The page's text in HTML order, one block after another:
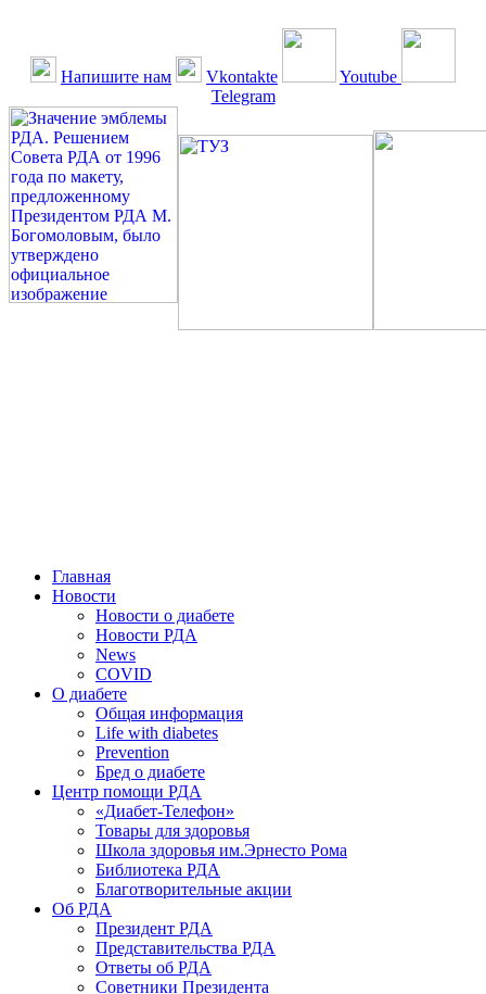
Напишите нам Vkontakte
Youtube
Telegram
Главная
Новости
Новости о диабете
Новости РДА
News
COVID
О диабете
Общая информация
Life with diabetes
Prevention
Бред о диабете
Центр помощи РДА
«Диабет-Телефон»
Товары для здоровья
Школа здоровья им.Эрнесто Рома
Библиотека РДА
Благотворительные акции
Об РДА
Президент РДА
Представительства РДА
Ответы об РДА
Советники Президента